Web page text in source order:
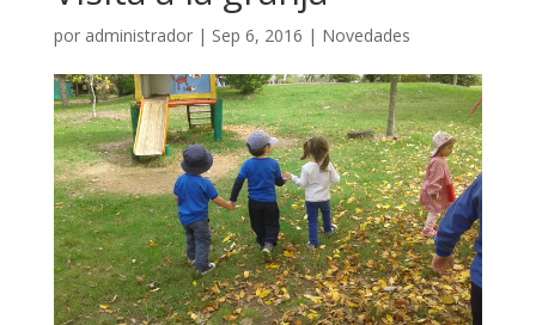
por administrador| Sep 6, 2016 | Novedades